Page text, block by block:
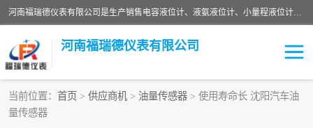
河南福瑞德仪表有限公司是生产销售电容液位计、液氨液位计、小量程液位计定制、智能锅炉水位计、液氮液位计等；并在产品开发、研制的过程中，吸取国内外仪器仪表的技术精华，建立了一支高、精、尖的科研开发队伍，使产品性能不断升级。
河南福瑞德仪表有限公司
当前位置： 首页 > 供应商机 > 油量传感器 > 使用寿命长 沈阳汽车油
量传感器
液位计